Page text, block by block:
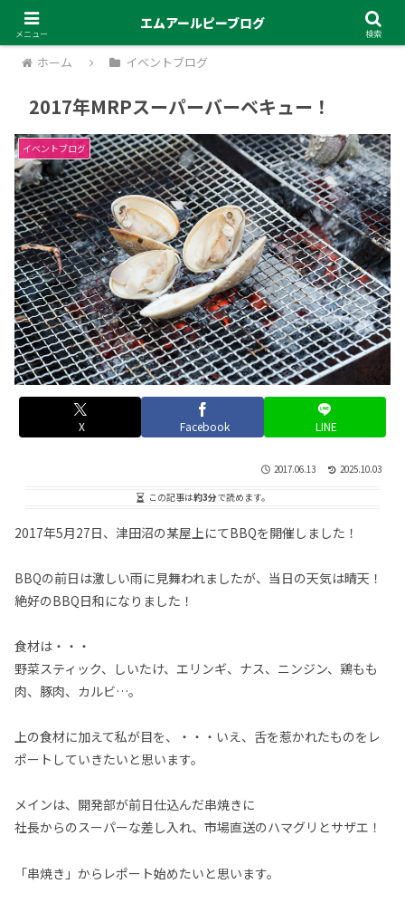
ホーム イベントブログ
2017年MRPスーパーバーベキュー！
イベントブログ
X Facebook LINE
2017.06.13 2025.10.03
この記事は約3分で読めます。
2017年5月27日、津田沼の某屋上にてBBQを開催しました！
BBQの前日は激しい雨に見舞われましたが、当日の天気は晴天！
絶好のBBQ日和になりました！
食材は・・・
野菜スティック、しいたけ、エリンギ、ナス、ニンジン、鶏もも
肉、豚肉、カルビ…。
上の食材に加えて私が目を、・・・いえ、舌を惹かれたものをレ
ポートしていきたいと思います。
メインは、開発部が前日仕込んだ串焼きに
社長からのスーパーな差し入れ、市場直送のハマグリとサザエ！
「串焼き」からレポート始めたいと思います。
メニュー
エムアールピーブログ
検索